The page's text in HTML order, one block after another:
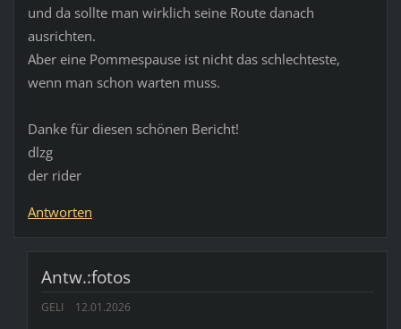
und da sollte man wirklich seine Route danach
ausrichten.
Aber eine Pommespause ist nicht das schlechteste,
wenn man schon warten muss.
Danke für diesen schönen Bericht!
dlzg
der rider
Antworten
Antw.:fotos
GELI 12.01.2026